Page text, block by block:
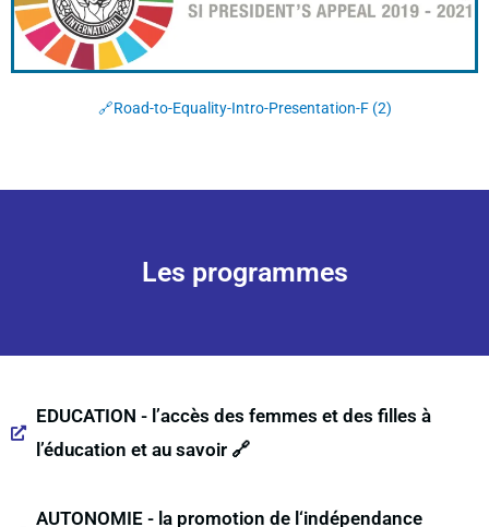
🔗Road-to-Equality-Intro-Presentation-F (2)
Les programmes
EDUCATION - l’accès des femmes et des filles à
l’éducation et au savoir 🔗
AUTONOMIE - la promotion de l‘indépendance